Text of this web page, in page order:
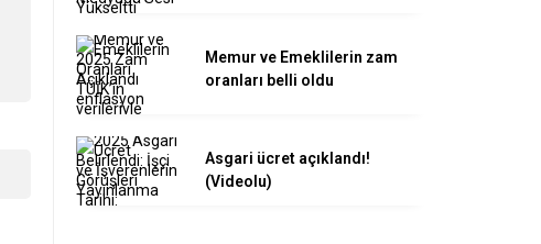
Memur ve Emeklilerin zam
oranları belli oldu
Asgari ücret açıklandı!
(Videolu)